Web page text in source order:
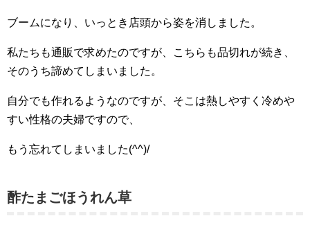
ブームになり、いっとき店頭から姿を消しました。
私たちも通販で求めたのですが、こちらも品切れが続き、
そのうち諦めてしまいました。
自分でも作れるようなのですが、そこは熱しやすく冷めや
すい性格の夫婦ですので、
もう忘れてしまいました(^^)/
酢たまごほうれん草